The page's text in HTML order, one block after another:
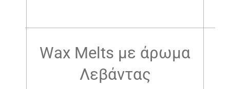
Wax Melts με άρωμα
Λεβάντας